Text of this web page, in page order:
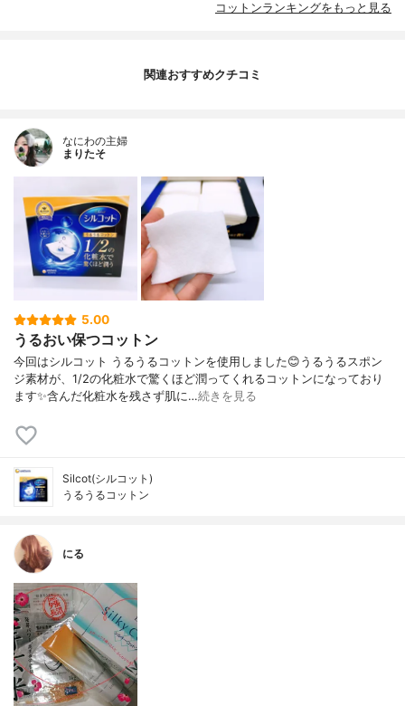
コットンランキングをもっと見る
関連おすすめクチコミ
なにわの主婦
まりたそ
5.00
うるおい保つコットン
今回はシルコット うるうるコットンを使用しました😊うるうるスポン
ジ素材が、1/2の化粧水で驚くほど潤ってくれるコットンになっており
ます✨含んだ化粧水を残さず肌に…続きを見る
Silcot(シルコット)
うるうるコットン
にる